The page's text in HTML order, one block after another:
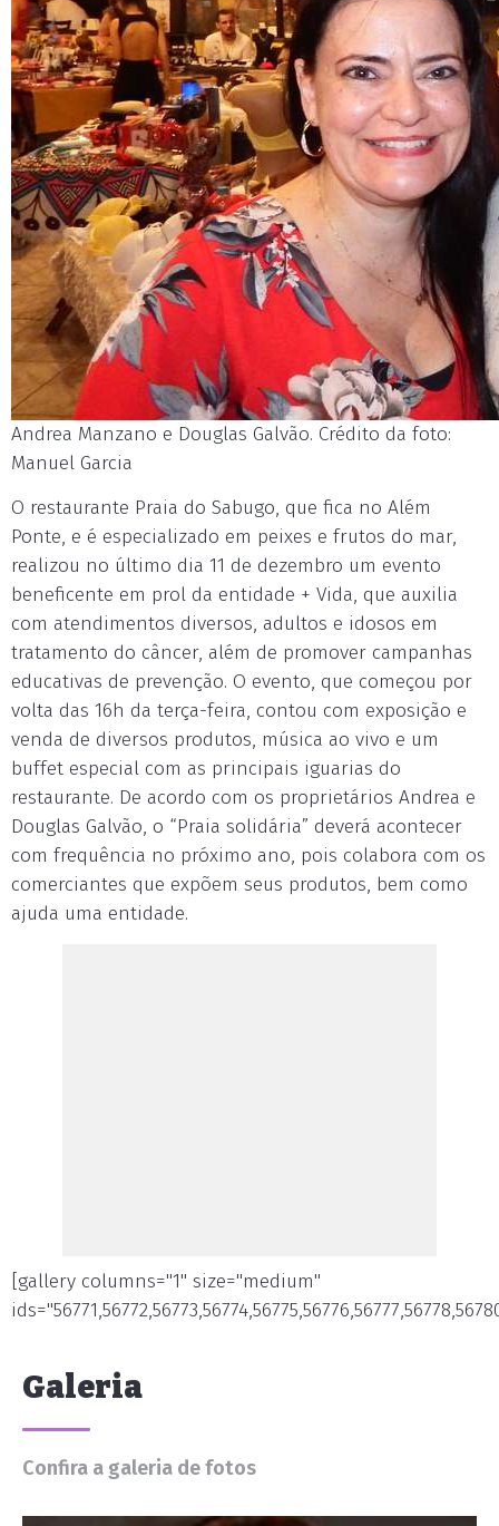
Andrea Manzano e Douglas Galvão. Crédito da foto:
Manuel Garcia
O restaurante Praia do Sabugo, que fica no Além
Ponte, e é especializado em peixes e frutos do mar,
realizou no último dia 11 de dezembro um evento
beneficente em prol da entidade + Vida, que auxilia
com atendimentos diversos, adultos e idosos em
tratamento do câncer, além de promover campanhas
educativas de prevenção. O evento, que começou por
volta das 16h da terça-feira, contou com exposição e
venda de diversos produtos, música ao vivo e um
buffet especial com as principais iguarias do
restaurante. De acordo com os proprietários Andrea e
Douglas Galvão, o “Praia solidária” deverá acontecer
com frequência no próximo ano, pois colabora com os
comerciantes que expõem seus produtos, bem como
ajuda uma entidade.
[gallery columns="1" size="medium"
Galeria
Confira a galeria de fotos